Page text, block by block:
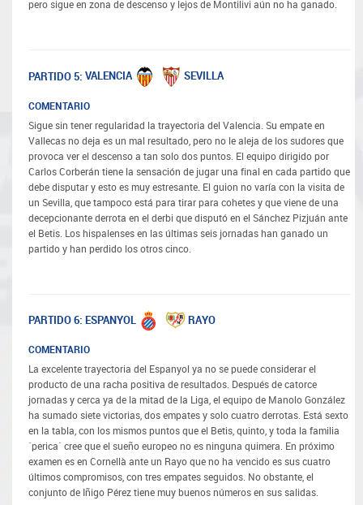
pero sigue en zona de descenso y lejos de Montilivi aún no ha ganado.
PARTIDO 5: VALENCIA SEVILLA
COMENTARIO
Sigue sin tener regularidad la trayectoria del Valencia. Su empate en
Vallecas no deja es un mal resultado, pero no le aleja de los sudores que
provoca ver el descenso a tan solo dos puntos. El equipo dirigido por
Carlos Corberán tiene la sensación de jugar una final en cada partido que
debe disputar y esto es muy estresante. El guion no varía con la visita de
un Sevilla, que tampoco está para tirar para cohetes y que viene de una
decepcionante derrota en el derbi que disputó en el Sánchez Pizjuán ante
el Betis. Los hispalenses en las últimas seis jornadas han ganado un
partido y han perdido los otros cinco.
PARTIDO 6: ESPANYOL RAYO
COMENTARIO
La excelente trayectoria del Espanyol ya no se puede considerar el
producto de una racha positiva de resultados. Después de catorce
jornadas y cerca ya de la mitad de la Liga, el equipo de Manolo González
ha sumado siete victorias, dos empates y solo cuatro derrotas. Está sexto
en la tabla, con los mismos puntos que el Betis, quinto, y toda la familia
´perica´ cree que el sueño europeo no es ninguna quimera. En próximo
examen es en Cornellà ante un Rayo que no ha vencido es sus cuatro
últimos compromisos, con tres empates seguidos. No obstante, el
conjunto de Iñigo Pérez tiene muy buenos números en sus salidas.